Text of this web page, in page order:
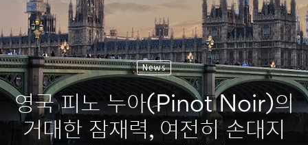
News
영국 피노 누아(Pinot Noir)의
거대한 잠재력, 여전히 손대지